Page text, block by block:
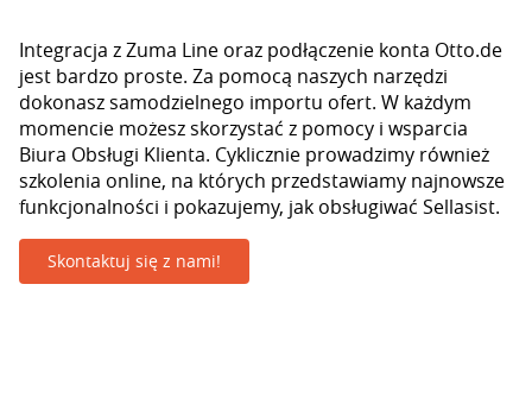
Integracja z Zuma Line oraz podłączenie konta Otto.de
jest bardzo proste. Za pomocą naszych narzędzi
dokonasz samodzielnego importu ofert. W każdym
momencie możesz skorzystać z pomocy i wsparcia
Biura Obsługi Klienta. Cyklicznie prowadzimy również
szkolenia online, na których przedstawiamy najnowsze
funkcjonalności i pokazujemy, jak obsługiwać Sellasist.
Skontaktuj się z nami!